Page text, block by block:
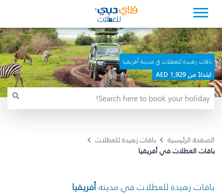
باقات زهيدة للعطلات في مدينة أفريقيا
ابتداءً من 1,929 AED
الصفحة الرئيسية
باقات زهيدة للعطلات
باقات العطلات في أفريقيا
باقات زهيدة للعطلات في مدينةأفريقيا